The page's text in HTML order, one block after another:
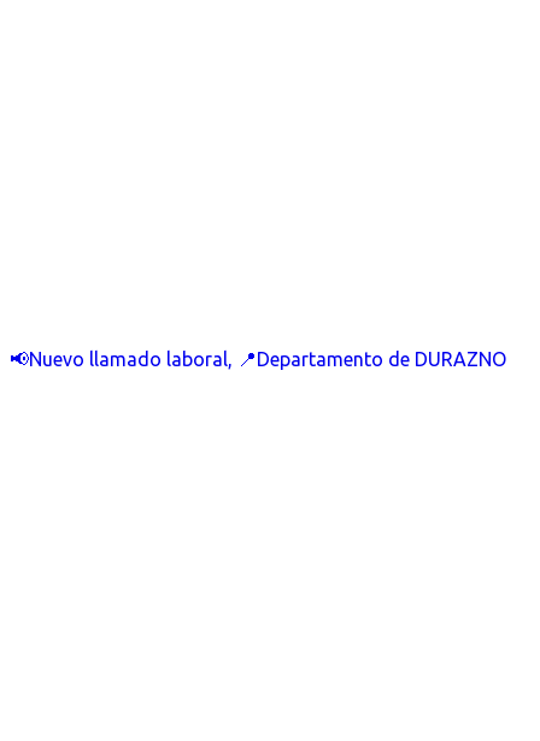
📢Nuevo llamado laboral, 📍Departamento de DURAZNO